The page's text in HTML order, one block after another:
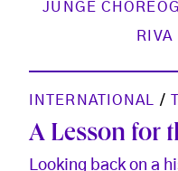
JUNGE
RIVA
INTERNATIONAL /
A Lesson for
Looking back on a